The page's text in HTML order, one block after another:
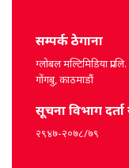
सम्पर्क ठेगाना
ग्लोबल मल्टिमिडिया प्रा.लि.
गोंगबु, काठमाडौं
सूचना विभाग दर्ता
२९४७-२०७८/७९